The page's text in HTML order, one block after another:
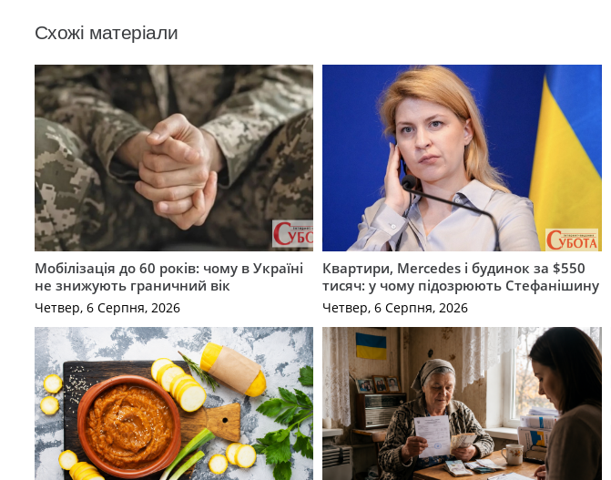
Схожі матеріали
Мобілізація до 60 років: чому в Україні
не знижують граничний вік
Четвер, 6 Серпня, 2026
Квартири, Mercedes і будинок за $550
тисяч: у чому підозрюють Стефанішину
Четвер, 6 Серпня, 2026